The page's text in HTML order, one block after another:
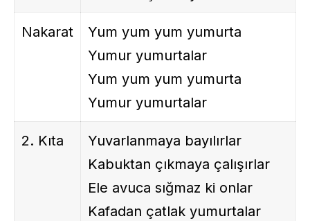
Nakarat
Yum yum yum yumurta
Yumur yumurtalar
Yum yum yum yumurta
Yumur yumurtalar
2. Kıta
Yuvarlanmaya bayılırlar
Kabuktan çıkmaya çalışırlar
Ele avuca sığmaz ki onlar
Kafadan çatlak yumurtalar